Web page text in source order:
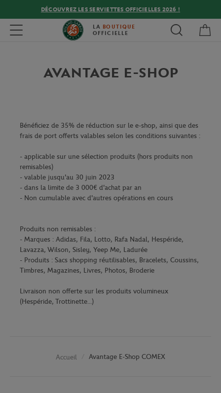
DÉCOUVREZ LES SERVIETTES OFFICIELLES 2026 !
Toggle navigation LA BOUTIQUE
OFFICIELLE
AVANTAGE E-SHOP
Bénéficiez de 35% de réduction sur le e-shop, ainsi que des
frais de port offerts valables selon les conditions suivantes :
- applicable sur une sélection produits (hors produits non
remisables)
- valable jusqu'au 30 juin 2023
- dans la limite de 3 000€ d'achat par an
- Non cumulable avec d'autres opérations en cours
Produits non remisables :
- Marques : Adidas, Fila, Lotto, Rafa Nadal, Hespéride,
Lavazza, Wilson, Sisley, Yeep Me, Ladurée
- Produits : Sacs shopping réutilisables, Bracelets, Coussins,
Timbres, Magazines, Livres, Photos, Broderie
Livraison non offerte sur les produits volumineux
(Hespéride, Trottinette...)
Accueil Avantage E-Shop COMEX